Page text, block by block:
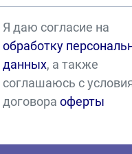
Я даю согласие на
обработку
данных, а также
соглашаюсь с
договораоферты